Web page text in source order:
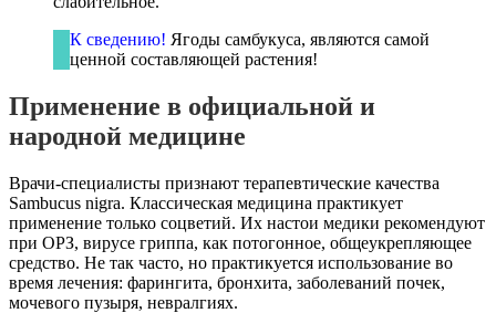
К сведению! Ягоды самбукуса, являются самой
ценной составляющей растения!
Применение в официальной и
народной медицине
Врачи-специалисты признают терапевтические качества
Sambucus nigra. Классическая медицина практикует
применение только соцветий. Их настои медики рекомендуют
при ОРЗ, вирусе гриппа, как потогонное, общеукрепляющее
средство. Не так часто, но практикуется использование во
время лечения: фарингита, бронхита, заболеваний почек,
мочевого пузыря, невралгиях.